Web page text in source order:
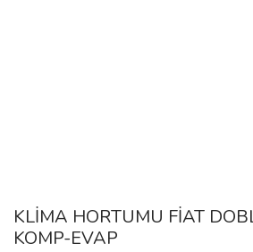
KLİMA HORTUMU FİAT
KOMP-EVAP